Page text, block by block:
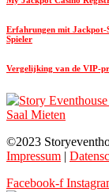
Erfahrungen mit Jackpot-
Spieler
Vergelijking van de VIP-
©2023
Impressum |
Facebook-f